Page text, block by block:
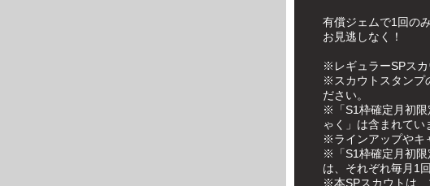
有償ジェムで1回の
お見逃しなく！
※レギュラーSPスカ
※スカウトスタンプ
ださい。
※「S1枠確定月初限
ゃく」は含まれてい
※ラインアップやキ
※「S1枠確定月初限
は、それぞれ毎月1
※本SPスカウトは、